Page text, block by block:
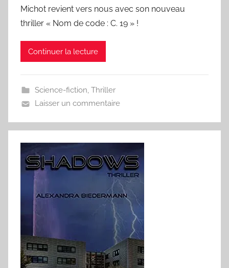
Michot revient vers nous avec son nouveau
thriller « Nom de code : C. 19 » !
Continuer la lecture
Science-fiction, Thriller
Laisser un commentaire